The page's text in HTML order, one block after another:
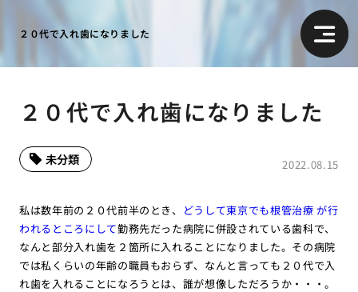
２０代で入れ歯になりました
２０代で入れ歯になりました
2022.08.15
未分類
私は数年前の２０代前半のとき、 どうして東京でも根管治療 が行
われるところにして勤務先だった病院に併設されている歯科で、
なんと部分入れ歯を２箇所に入れることになりました。その病院
では私くらいの年齢の職員もおらず、なんと言っても２０代で入
れ歯を入れることになろうとは、誰が想像しただろうか・・・。